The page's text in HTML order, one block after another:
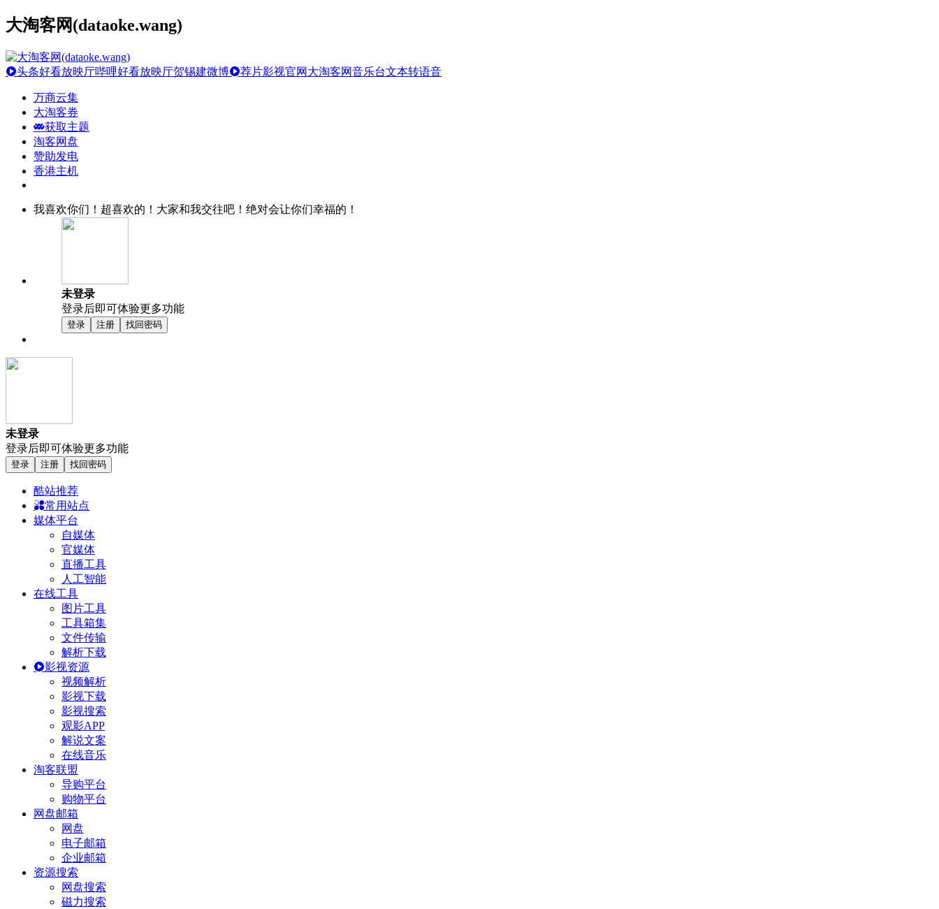
大淘客网(dataoke.wang)
头条好看放映厅哔哩好看放映厅贺锡建微博 荐片影视官网 大淘客网音乐台文本转语音
万商云集
大淘客券
获取主题
淘客网盘
赞助发电
香港主机
我喜欢你们！超喜欢的！大家和我交往吧！绝对会让你们幸福的！
未登录
登录后即可体验更多功能
登录 注册 找回密码
未登录
登录后即可体验更多功能
登录 注册 找回密码
酷站推荐
常用站点
媒体平台
自媒体
官媒体
直播工具
人工智能
在线工具
图片工具
工具箱集
文件传输
解析下载
影视资源
视频解析
影视下载
影视搜索
观影APP
解说文案
在线音乐
淘客联盟
导购平台
购物平台
网盘邮箱
网盘
电子邮箱
企业邮箱
资源搜索
网盘搜索
磁力搜索